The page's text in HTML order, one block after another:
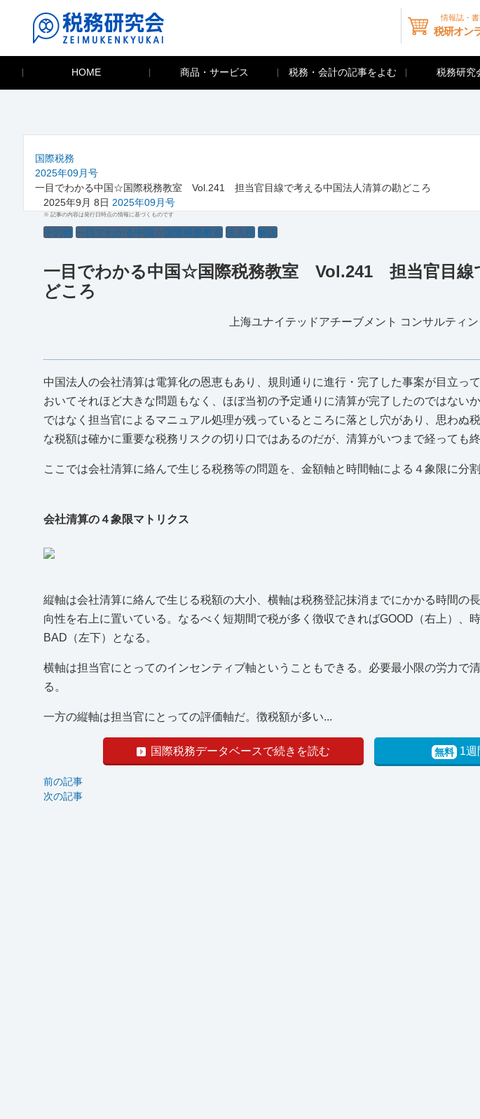
情報誌・
税研オン
HOME 商品・サービス 税務・会計の記事をよむ 税務研究
国際税務
2025年09月号
一目でわかる中国☆国際税務教室 Vol.241 担当官目線で考える中国法人清算の勘どころ
2025年9月 8日 2025年09月号
※ 記事の内容は発行日時点の情報に基づくものです
その他 一目でわかる中国☆国際税務教室 法人税 解説
一目でわかる中国☆国際税務教室 Vol.241 担当官目線
どころ
上海ユナイテッドアチーブメント コンサルテ
中国法人の会社清算は電算化の恩恵もあり、規則通りに進行・完了した事案が目立っ
おいてそれほど大きな問題もなく、ほぼ当初の予定通りに清算が完了したのではない
ではなく担当官によるマニュアル処理が残っているところに落とし穴があり、思わぬ
な税額は確かに重要な税務リスクの切り口ではあるのだが、清算がいつまで経っても
ここでは会社清算に絡んで生じる税務等の問題を、金額軸と時間軸による４象限に分
会社清算の４象限マトリクス
縦軸は会社清算に絡んで生じる税額の大小、横軸は税務登記抹消までにかかる時間の
向性を右上に置いている。なるべく短期間で税が多く徴収できればGOOD（右上）、
BAD（左下）となる。
横軸は担当官にとってのインセンティブ軸ということもできる。必要最小限の労力で
る。
一方の縦軸は担当官にとっての評価軸だ。徴税額が多い...
国際税務データベースで続きを読む 無料 1週
前の記事
次の記事